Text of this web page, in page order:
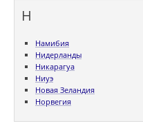
Н
Намибия
Нидерланды
Никарагуа
Ниуэ
Новая Зеландия
Норвегия